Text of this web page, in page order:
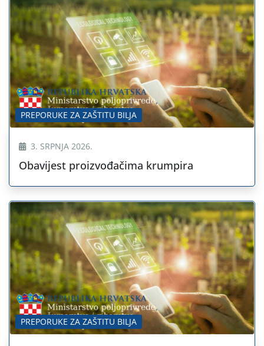
PREPORUKE ZA ZAŠTITU BILJA
3. SRPNJA 2026.
Obavijest proizvođačima krumpira
PREPORUKE ZA ZAŠTITU BILJA